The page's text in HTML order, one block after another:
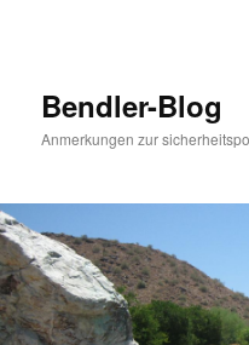
Bendler-Blog
Anmerkungen zur